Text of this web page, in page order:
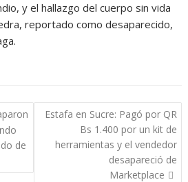
y el hallazgo del cuerpo sin vida
reportado como desaparecido,
de
Estafa en Sucre: Pagó por QR
Bs 1.400 por un kit de
herramientas y el vendedor
desapareció de
Marketplace